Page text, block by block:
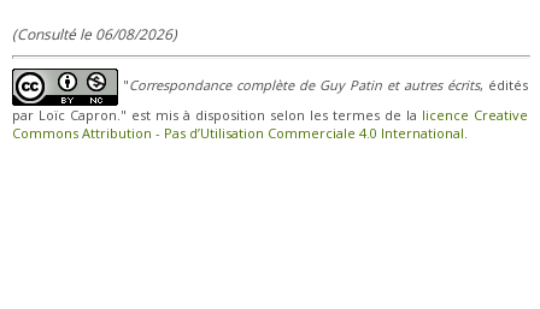
(Consulté le 06/08/2026)
"Correspondance complète de Guy Patin et autres écrits, édités
par Loïc Capron." est mis à disposition selon les termes de la licence Creative
Commons Attribution - Pas d’Utilisation Commerciale 4.0 International.